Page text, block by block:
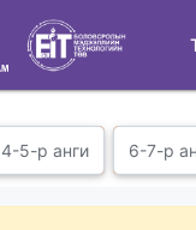
4-5-р анги 6-7-р